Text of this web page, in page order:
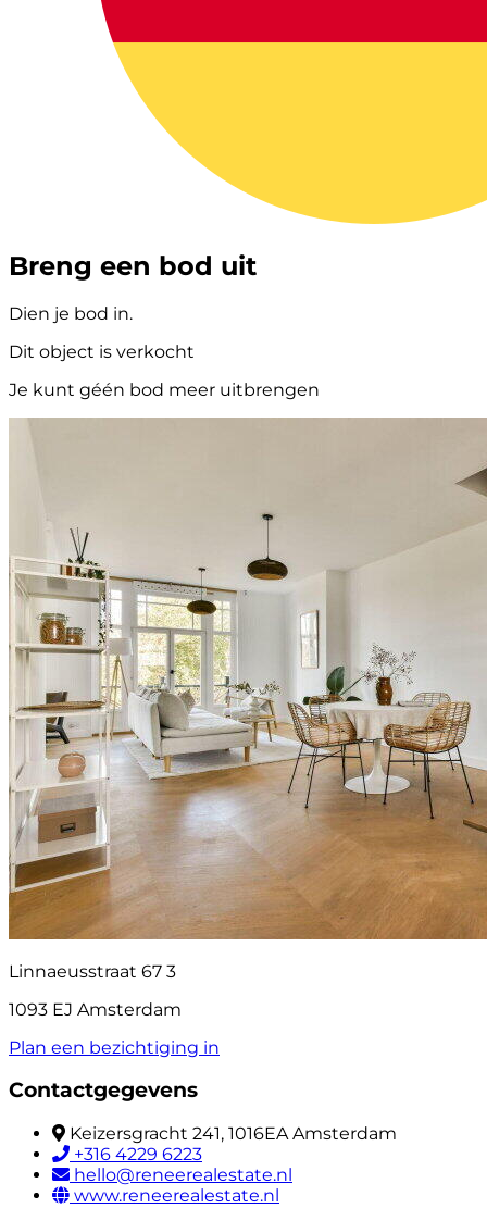
Breng een bod uit
Dien je bod in.
Dit object is verkocht
Je kunt géén bod meer uitbrengen
Linnaeusstraat 67 3
1093 EJ Amsterdam
Plan een bezichtiging in
Contactgegevens
Keizersgracht 241, 1016EA Amsterdam
+316 4229 6223
hello@reneerealestate.nl
www.reneerealestate.nl